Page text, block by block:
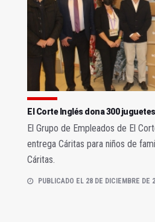
El Corte Inglés dona 300
El Grupo de Empleados de El
entrega Cáritas para niños de
Cáritas.
PUBLICADO EL 28 DE DICIEMBRE DE